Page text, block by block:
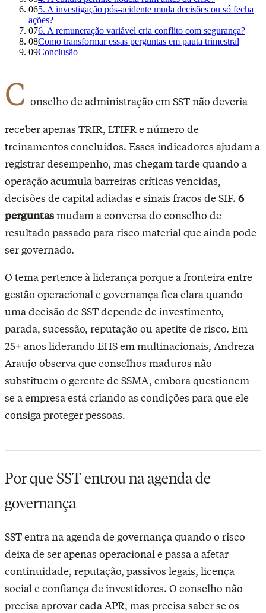
065. A investigação pós-acidente muda decisões ou só fecha
ações?
076. A remuneração variável cria conflito com segurança?
08Como transformar essas perguntas em pauta trimestral
09Conclusão
C onselho de administração em SST não deveria
receber apenas TRIR, LTIFR e número de
treinamentos concluídos. Esses indicadores ajudam a
registrar desempenho, mas chegam tarde quando a
operação acumula barreiras críticas vencidas,
decisões de capital adiadas e sinais fracos de SIF. 6
perguntasmudam a conversa do conselho de
resultado passado para risco material que ainda pode
ser governado.
O tema pertence à liderança porque a fronteira entre
gestão operacional e governança fica clara quando
uma decisão de SST depende de investimento,
parada, sucessão, reputação ou apetite de risco. Em
25+ anos liderando EHS em multinacionais, Andreza
Araujo observa que conselhos maduros não
substituem o gerente de SSMA, embora questionem
se a empresa está criando as condições para que ele
consiga proteger pessoas.
Por que SST entrou na agenda de
governança
SST entra na agenda de governança quando o risco
deixa de ser apenas operacional e passa a afetar
continuidade, reputação, passivos legais, licença
social e confiança de investidores. O conselho não
precisa aprovar cada APR, mas precisa saber se os